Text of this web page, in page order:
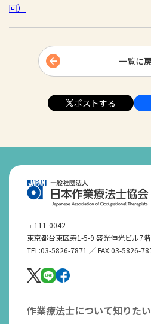
回）
一覧に
ポストする
〒111-0042
東京都台東区寿1-5-9 盛光伸光ビル7階
TEL:03-5826-7871 ／ FAX:03-5826-
作業療法士について知りた